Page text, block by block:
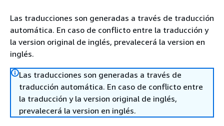
Las traducciones son generadas a través de traducción
automática. En caso de conflicto entre la traducción y
la version original de inglés, prevalecerá la version en
inglés.
Las traducciones son generadas a través de
traducción automática. En caso de conflicto entre
la traducción y la version original de inglés,
prevalecerá la version en inglés.